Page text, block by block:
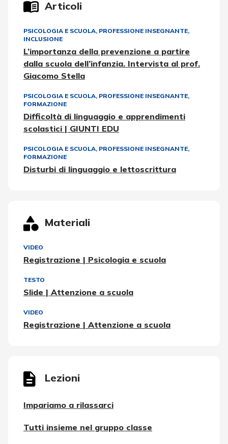
Articoli
PSICOLOGIA E SCUOLA, PROFESSIONE INSEGNANTE,
INCLUSIONE
L’importanza della prevenzione a partire
dalla scuola dell’infanzia. Intervista al prof.
Giacomo Stella
PSICOLOGIA E SCUOLA, PROFESSIONE INSEGNANTE,
FORMAZIONE
Difficoltà di linguaggio e apprendimenti
scolastici | GIUNTI EDU
PSICOLOGIA E SCUOLA, PROFESSIONE INSEGNANTE,
FORMAZIONE
Disturbi di linguaggio e lettoscrittura
Materiali
VIDEO
Registrazione | Psicologia e scuola
TESTO
Slide | Attenzione a scuola
VIDEO
Registrazione | Attenzione a scuola
Lezioni
Impariamo a rilassarci
Tutti insieme nel gruppo classe